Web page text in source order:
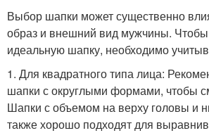
Выбор шапки может существенно
образ и внешний вид мужчины.
идеальную шапку, необходимо
1. Для квадратного типа лица:
шапки с округлыми формами, чтобы
Шапки с объемом на верху головы и
также хорошо подходят для